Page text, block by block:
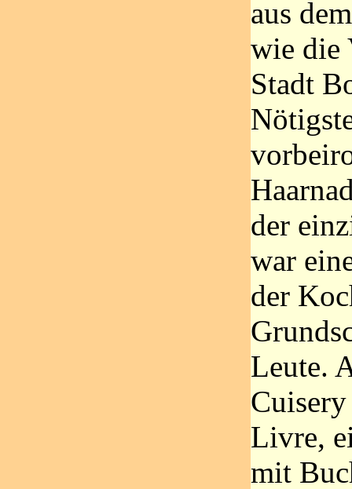
aus
wie die
Stadt
der
war
der
Leute.
Livre,
mit